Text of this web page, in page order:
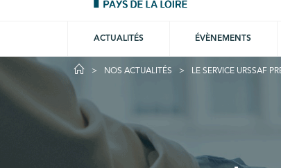
ACTUALITÉS ÉVÈNEMENTS
NOS ACTUALITÉS LE SERVICE URSSAF